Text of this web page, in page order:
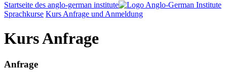
Startseite des anglo-german institute
Sprachkurse Kurs Anfrage und Anmeldung
Kurs Anfrage
Anfrage